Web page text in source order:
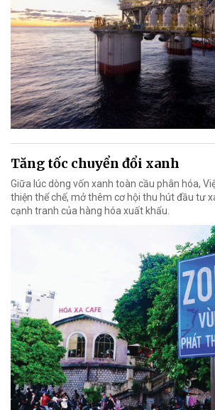
Tăng tốc chuyển đổi xanh
Giữa lúc dòng vốn xanh toàn cầu phân hóa,
thiện thể chế, mở thêm cơ hội thu hút đầu tư
cạnh tranh của hàng hóa xuất khẩu.